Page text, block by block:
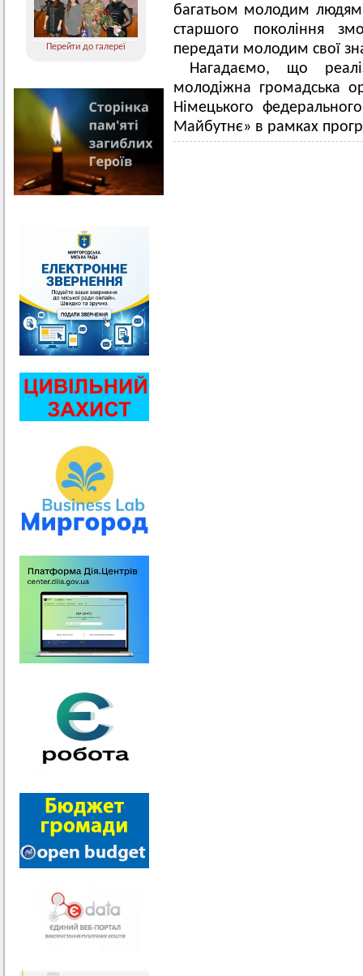
Перейти до галереї
багатьом молодим
старшого покоління
передати молодим свої
Нагадаємо, що
молодіжна громадська
Німецького
Майбутнє» в рамках